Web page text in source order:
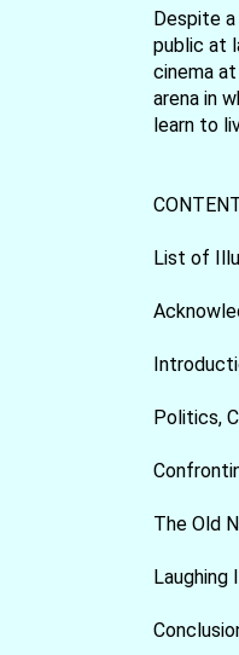
Despite
public at
cinema
arena in
learn to
List of
Politics,
The Old
Laughing